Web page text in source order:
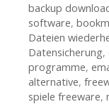
backup
software,
Dateien
Datensicherung,
programme,
alternative,
spiele freeware,